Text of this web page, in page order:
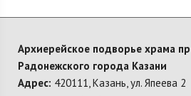
Архиерейское подворье храма
Радонежского города Казани
Адрес: 420111, Казань, ул. Япеева 2